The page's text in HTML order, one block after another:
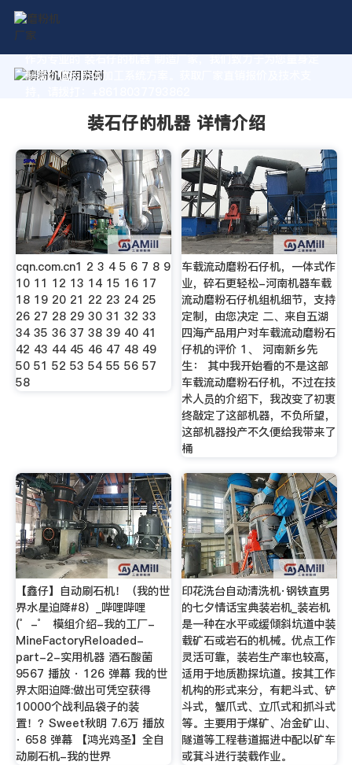
作为专业的 装石仔的机器 制造厂家，我们致力于为您量身定
制高价值的粉体加工系统方案。获取厂家直销报价及技术支
装石仔的机器 详情介绍
cqn.com.cn1 2 3 4 5 6 7 8 9
10 11 12 13 14 15 16 17
18 19 20 21 22 23 24 25
26 27 28 29 30 31 32 33
34 35 36 37 38 39 40 41
42 43 44 45 46 47 48 49
50 51 52 53 54 55 56 57
58
车载流动磨粉石仔机，一体式作
业，碎石更轻松-河南机器车载
流动磨粉石仔机组机细节，支持
定制，由您决定 二、来自五湖
四海产品用户对车载流动磨粉石
仔机的评价 1、 河南新乡先
生： 其中我开始看的不是这部
车载流动磨粉石仔机，不过在技
术人员的介绍下，我改变了初衷
终敲定了这部机器，不负所望，
这部机器投产不久便给我带来了
桶
【鑫仔】自动刷石机！（我的世
界水星迫降#8）_哔哩哔哩
(゜-゜ 模组介绍-我的工厂-
MineFactoryReloaded-
part-2-实用机器 酒石酸菌
9567 播放 · 126 弹幕 我的世
界太阳迫降:做出可凭空获得
10000个战利品袋子的装
置！？Sweet秋明 7.6万 播放
· 658 弹幕 【鸿光鸡圣】全自
动刷石机-我的世界
印花洗台自动清洗机·钢铁直男
的七夕情话宝典装岩机_装岩机
是一种在水平或缓倾斜坑道中装
载矿石或岩石的机械。优点工作
灵活可靠，装岩生产率也较高，
适用于地质勘探坑道。按其工作
机构的形式来分，有耙斗式、铲
斗式，蟹爪式、立爪式和抓斗式
等。主要用于煤矿、冶金矿山、
隧道等工程巷道掘进中配以矿车
或萁斗进行装载作业。